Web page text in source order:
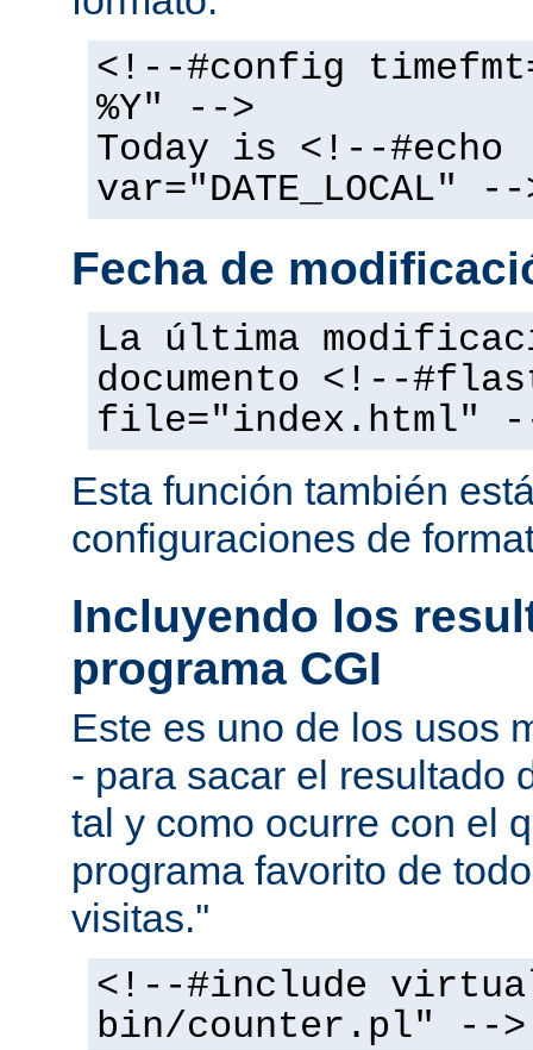
<!--#config
%Y" -->
Today is <!--#echo
var="DATE_LOCAL" --
Fecha de
La última
documento <!--
file="index.html"
Esta función también
configuraciones de
Incluyendo los
programa CGI
Este es uno de los usos
- para sacar el resultado
tal y como ocurre con el
programa favorito de
visitas.''
<!--#include
bin/counter.pl" -->